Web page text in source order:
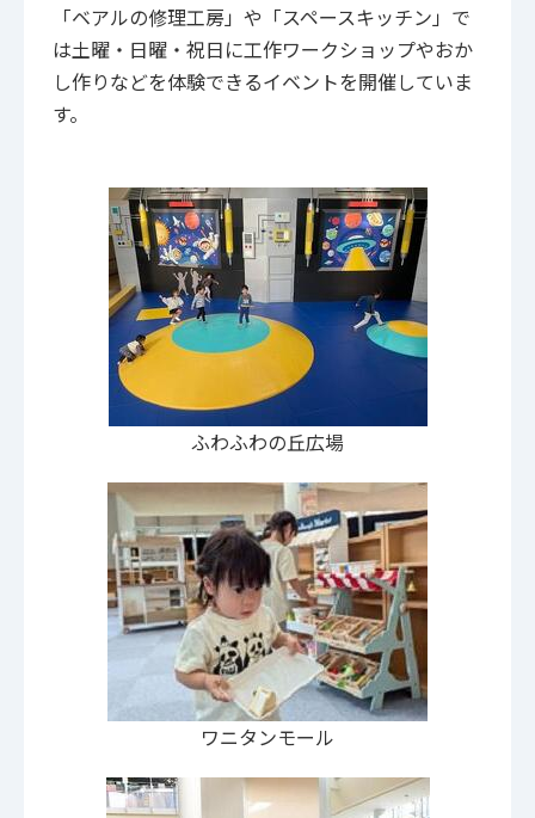
「ベアルの修理工房」や「スペースキッチン」で
は土曜・日曜・祝日に工作ワークショップやおか
し作りなどを体験できるイベントを開催していま
す。
ふわふわの丘広場
ワニタンモール